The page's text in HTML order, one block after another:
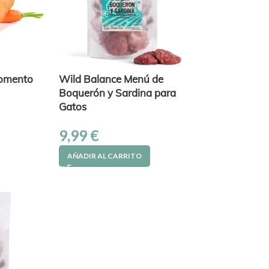
Wild Balance Menú de
Boquerón y Sardina para
Gatos
9,99 €
AÑADIR AL CARRITO